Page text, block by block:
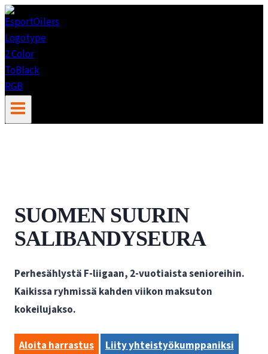
Siirry
sisältöön
SUOMEN SUURIN
SALIBANDYSEURA
Perhesählystä F-liigaan, 2-vuotiaista senioreihin.
Kaikissa ryhmissä kahden viikon maksuton
kokeilujakso.
Aloita harrastus
Liity yhteistyökumppaniksi